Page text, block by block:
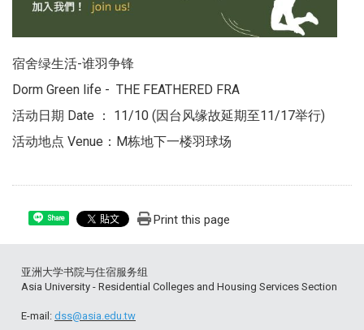
宿舍绿生活-谁羽争锋
Dorm Green life - THE FEATHERED FRA
活动日期 Date ： 11/10 (因台风缘故延期至11/17举行)
活动地点 Venue：M栋地下一楼羽球场
Share Print this page
亚洲大学书院与住宿服务组
Asia University - Residential Colleges and Housing Services Section
E-mail: dss@asia.edu.tw